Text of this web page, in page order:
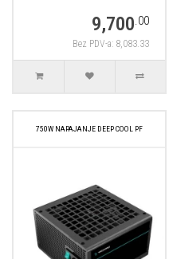
9,700.00
Bez PDV-a: 8,083.33
750W NAPAJANJE DEEP COOL PF